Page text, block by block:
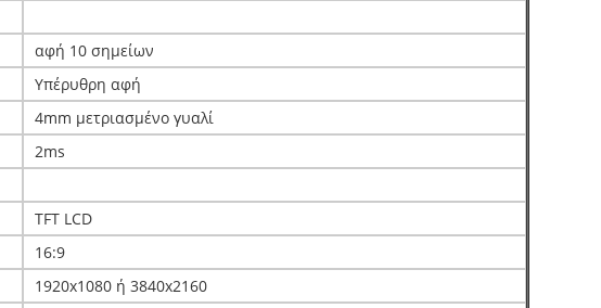
αφή 10 σημείων
Υπέρυθρη αφή
4mm μετριασμένο γυαλί
2ms
TFT LCD
16:9
1920x1080 ή 3840x2160